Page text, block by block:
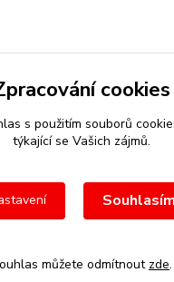
cookies
s použitím souborů
týkající se Vašich zájmů.
Souhlasím
můžete odmítnout zde.